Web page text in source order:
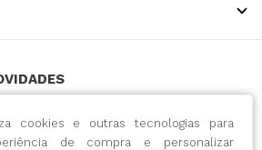
cookies e outras tecnologias para
de compra e personalizar